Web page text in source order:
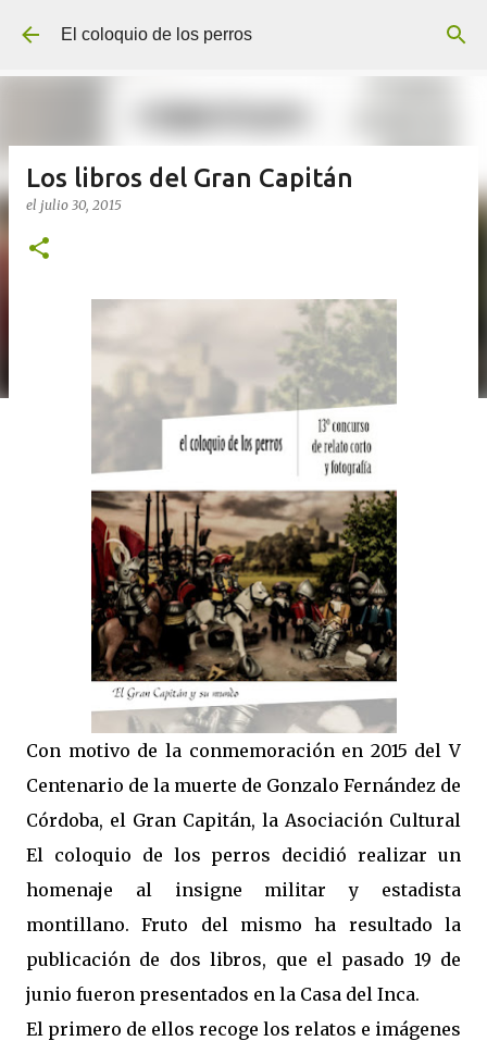
Ir al contenido principal
El coloquio de los perros
Los libros del Gran Capitán
el julio 30, 2015
Con motivo de la conmemoración en 2015 del V
Centenario de la muerte de Gonzalo Fernández de
Córdoba, el Gran Capitán, la Asociación Cultural
El coloquio de los perros decidió realizar un
homenaje al insigne militar y estadista
montillano. Fruto del mismo ha resultado la
publicación de dos libros, que el pasado 19 de
junio fueron presentados en la Casa del Inca.
El primero de ellos recoge los relatos e imágenes